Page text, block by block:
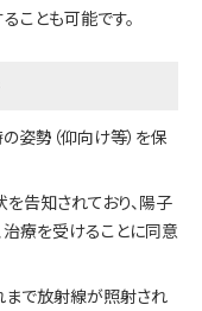
ことも可能です。
姿勢（仰向け等）を保
告知されており、陽子
療を受けることに同意
まで放射線が照射され